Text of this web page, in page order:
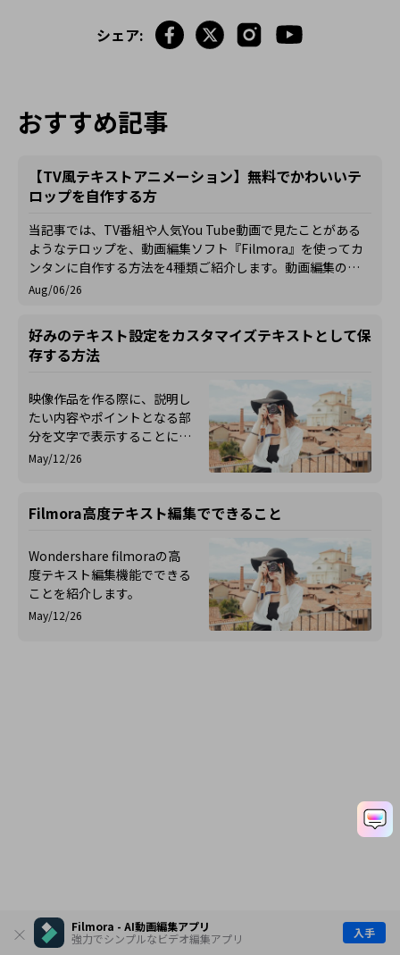
Filmora - AI動画編集アプリ
強力でシンプルなビデオ編集アプリ
入手
シェア:
おすすめ記事
【TV風テキストアニメーション】無料でかわいいテ
ロップを自作する方
当記事では、TV番組や人気You Tube動画で見たことがある
ようなテロップを、動画編集ソフト『Filmora』を使ってカ
ンタンに自作する方法を4種類ご紹介します。動画編集の初
心者はもちろん、中級者にもわかりやすいように説明してい
磨いて、あなたの動画作成ライフをもっと豊かにしましょ
う！
Aug/06/26
好みのテキスト設定をカスタマイズテキストとして保
存する方法
映像作品を作る際に、説明し
たい内容やポイントとなる部
分を文字で表示することによ
って、より分かりやすい動画
ら、好みのテキストをカスタ
作品の個性を強調することが
できます。
May/12/26
Filmora高度テキスト編集でできること
Wondershare filmoraの高
度テキスト編集機能でできる
ことを紹介します。
May/12/26